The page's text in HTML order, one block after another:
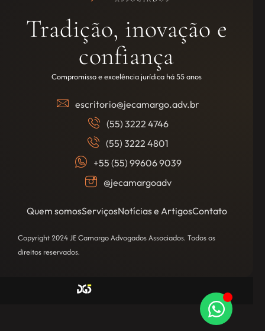
Tradição, inovação e
confiança
Compromisso e excelência jurídica há 55 anos
escritorio@jecamargo.adv.br
(55) 3222 4746
(55) 3222 4801
+55 (55) 99606 9039
@jecamargoadv
Copyright 2024 JE Camargo Advogados Associados. Todos os
direitos reservados.
Quem somosServiçosNotícias e ArtigosContato